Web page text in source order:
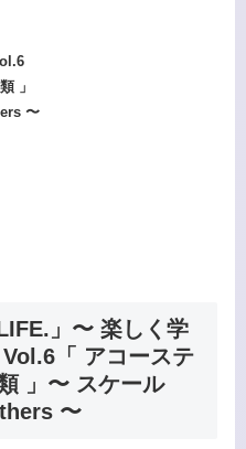
」
〜
」〜 楽しく学
「 アコーステ
」〜 スケール
〜